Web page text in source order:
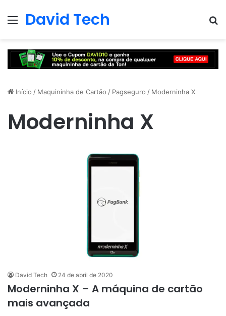
Menu
David Tech
Início / Maquininha de Cartão / Pagseguro / Moderninha X
Moderninha X
David Tech 24 de abril de 2020
Moderninha X – A máquina de cartão
mais avançada